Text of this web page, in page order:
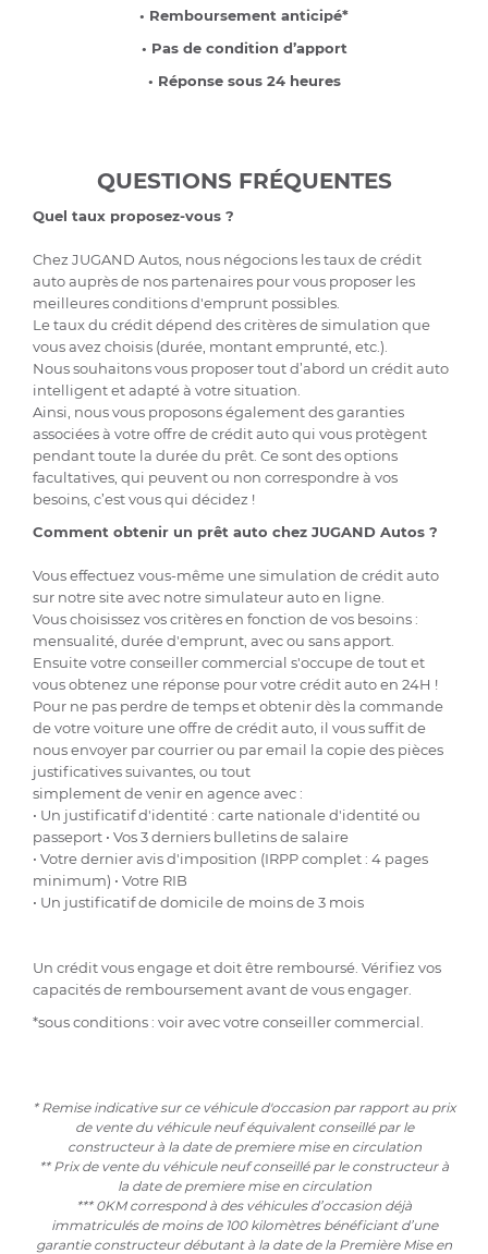
• Remboursement anticipé*
• Pas de condition d’apport
• Réponse sous 24 heures
QUESTIONS FRÉQUENTES
Quel taux proposez-vous ?
Chez JUGAND Autos, nous négocions les taux de crédit
auto auprès de nos partenaires pour vous proposer les
meilleures conditions d'emprunt possibles.
Le taux du crédit dépend des critères de simulation que
vous avez choisis (durée, montant emprunté, etc.).
Nous souhaitons vous proposer tout d’abord un crédit auto
intelligent et adapté à votre situation.
Ainsi, nous vous proposons également des garanties
associées à votre offre de crédit auto qui vous protègent
pendant toute la durée du prêt. Ce sont des options
facultatives, qui peuvent ou non correspondre à vos
besoins, c’est vous qui décidez !
Comment obtenir un prêt auto chez JUGAND Autos ?
Vous effectuez vous-même une simulation de crédit auto
sur notre site avec notre simulateur auto en ligne.
Vous choisissez vos critères en fonction de vos besoins :
mensualité, durée d'emprunt, avec ou sans apport.
Ensuite votre conseiller commercial s'occupe de tout et
vous obtenez une réponse pour votre crédit auto en 24H !
Pour ne pas perdre de temps et obtenir dès la commande
de votre voiture une offre de crédit auto, il vous suffit de
nous envoyer par courrier ou par email la copie des pièces
justificatives suivantes, ou tout
simplement de venir en agence avec :
• Un justificatif d'identité : carte nationale d'identité ou
passeport • Vos 3 derniers bulletins de salaire
• Votre dernier avis d'imposition (IRPP complet : 4 pages
minimum) • Votre RIB
• Un justificatif de domicile de moins de 3 mois
Un crédit vous engage et doit être remboursé. Vérifiez vos
capacités de remboursement avant de vous engager.
*sous conditions : voir avec votre conseiller commercial.
* Remise indicative sur ce véhicule d'occasion par rapport au prix
de vente du véhicule neuf équivalent conseillé par le
constructeur à la date de premiere mise en circulation
** Prix de vente du véhicule neuf conseillé par le constructeur à
la date de premiere mise en circulation
*** 0KM correspond à des véhicules d’occasion déjà
immatriculés de moins de 100 kilomètres bénéficiant d’une
garantie constructeur débutant à la date de la Première Mise en